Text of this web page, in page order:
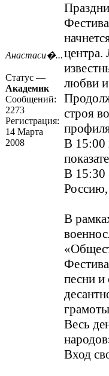
Анастаси�...
Статус —
Академик
Сообщений:
2273
Регистрация:
14 Марта
2008
центра.
любви
строя
В 15:00
В 15:30
Россию,
В
песни и
Весь
Вход